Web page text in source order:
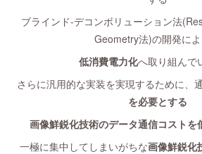
ブラインド-デコンボリューション法
Geometry法)の開発によ
低消費電力化へ取り組んで
さらに汎用的な実装を実現するために、
を必要とする
画像鮮鋭化技術のデータ通信コストを
一極に集中してしまいがちな画像鮮鋭化